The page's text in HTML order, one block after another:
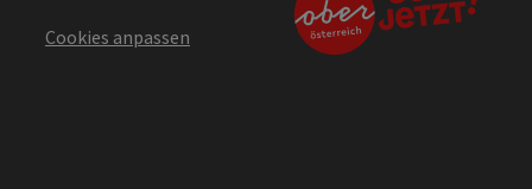
Cookies anpassen